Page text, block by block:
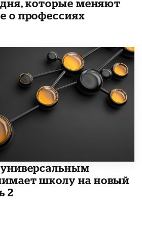
дня, которые меняют
о профессиях
школу на новый
2